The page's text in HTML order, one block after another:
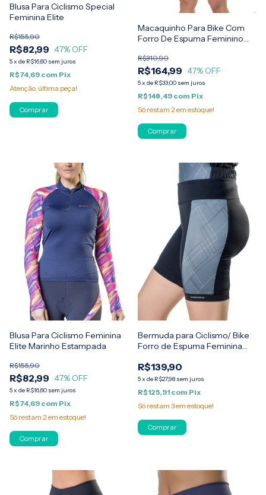
Blusa Para Ciclismo Special
Feminina Elite
R$82,99
R$155,90
47% OFF
5x de R$16,60 sem juros
R$74,69 com Pix
Atenção, última peça!
Comprar
Macaquinho Para Bike Com
Forro De Espuma Feminino
R$164,99
R$310,90
47% OFF
5x de R$33,00 sem juros
R$148,49 com Pix
Só restam 2 em estoque!
Comprar
Blusa Para Ciclismo Feminina
Elite Marinho Estampada
R$82,99
R$155,90
47% OFF
5x de R$16,60 sem juros
R$74,69 com Pix
Só restam 2em estoque!
Comprar
Bermuda para Ciclismo/ Bike
Forro de Espuma Feminina
R$139,90
5x de R$27,98 sem juros
R$125,91 com Pix
Só restam 3em estoque!
Comprar